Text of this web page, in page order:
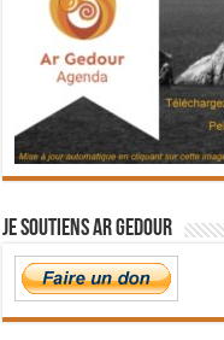
Je soutiens Ar Gedour